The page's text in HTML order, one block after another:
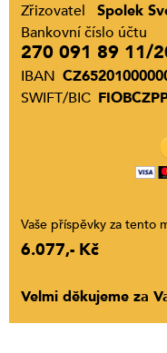
Zřizovatel
Spolek
Bankovní číslo účtu
270 091 89 11/
IBAN
SWIFT/BIC
Vaše příspěvky za tento
6.077,- Kč
Velmi děkujeme za